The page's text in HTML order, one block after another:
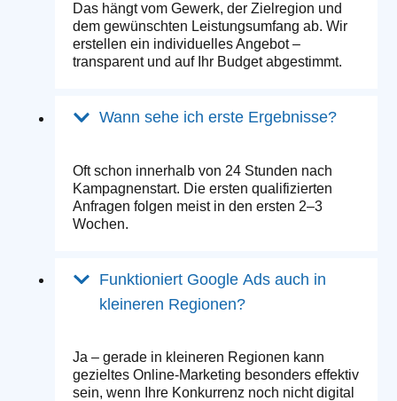
Das hängt vom Gewerk, der Zielregion und
dem gewünschten Leistungsumfang ab. Wir
erstellen ein individuelles Angebot –
transparent und auf Ihr Budget abgestimmt.
Wann sehe ich erste Ergebnisse?
Oft schon innerhalb von 24 Stunden nach
Kampagnenstart. Die ersten qualifizierten
Anfragen folgen meist in den ersten 2–3
Wochen.
Funktioniert Google Ads auch in
kleineren Regionen?
Ja – gerade in kleineren Regionen kann
gezieltes Online-Marketing besonders effektiv
sein, wenn Ihre Konkurrenz noch nicht digital